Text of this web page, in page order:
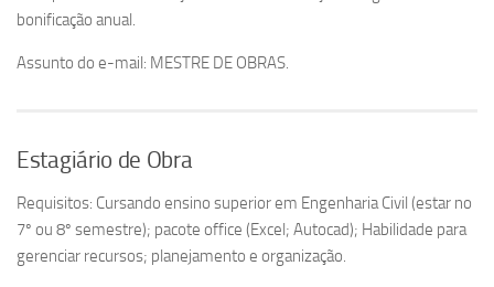
bonificação anual.
Assunto do e-mail: MESTRE DE OBRAS.
Estagiário de Obra
Requisitos: Cursando ensino superior em Engenharia Civil (estar no
7º ou 8º semestre); pacote office (Excel; Autocad); Habilidade para
gerenciar recursos; planejamento e organização.